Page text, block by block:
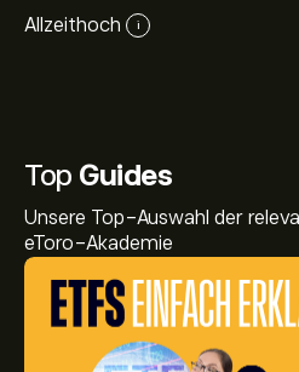
Allzeithoch i
Top Guides
Unsere Top-Auswahl der
eToro-Akademie